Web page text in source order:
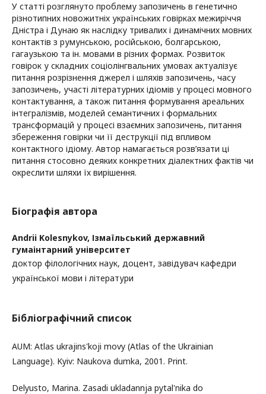
У статті розглянуто проблему запозичень в генетично
різнотипних новожитніх українських говірках межиріччя
Дністра і Дунаю як наслідку тривалих і динамічних мовних
контактів з румунською, російською, болгарською,
гагаузькою та ін. мовами в різних формах. Розвиток
говірок у складних соціолінгвальних умовах актуалізує
питання розрізнення джерел і шляхів запозичень, часу
запозичень, участі літературних ідіомів у процесі мовного
контактування, а також питання формування ареальних
інтегралізмів, моделей семантичних і формальних
трансформацій у процесі взаємних запозичень, питання
збереження говірки чи її деструкції під впливом
контактного ідіому. Автор намагається розв’язати ці
питання стосовно деяких конкретних діалектних фактів чи
окреслити шляхи їх вирішення.
Біографія автора
Andrii Kolesnykov, Ізмаїльський державний
гумаінтарний університет
доктор філологічних наук, доцент, завідувач кафедри
української мови і літератури
Бібліографічний список
AUM: Atlas ukrajins'koji movy (Atlas of the Ukrainian
Language). Kyiv: Naukova dumka, 2001. Print.
Delyusto, Marina. Zasadi ukladannja pytal'nika do